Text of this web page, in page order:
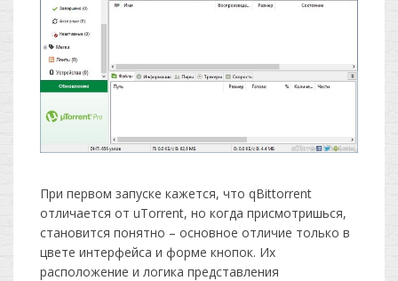
При первом запуске кажется, что qBittorrent
отличается от uTorrent, но когда присмотришься,
становится понятно – основное отличие только в
цвете интерфейса и форме кнопок. Их
расположение и логика представления